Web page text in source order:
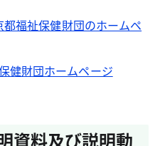
都福祉保健財団のホームペ
健財団ホームページ
資料及び説明動